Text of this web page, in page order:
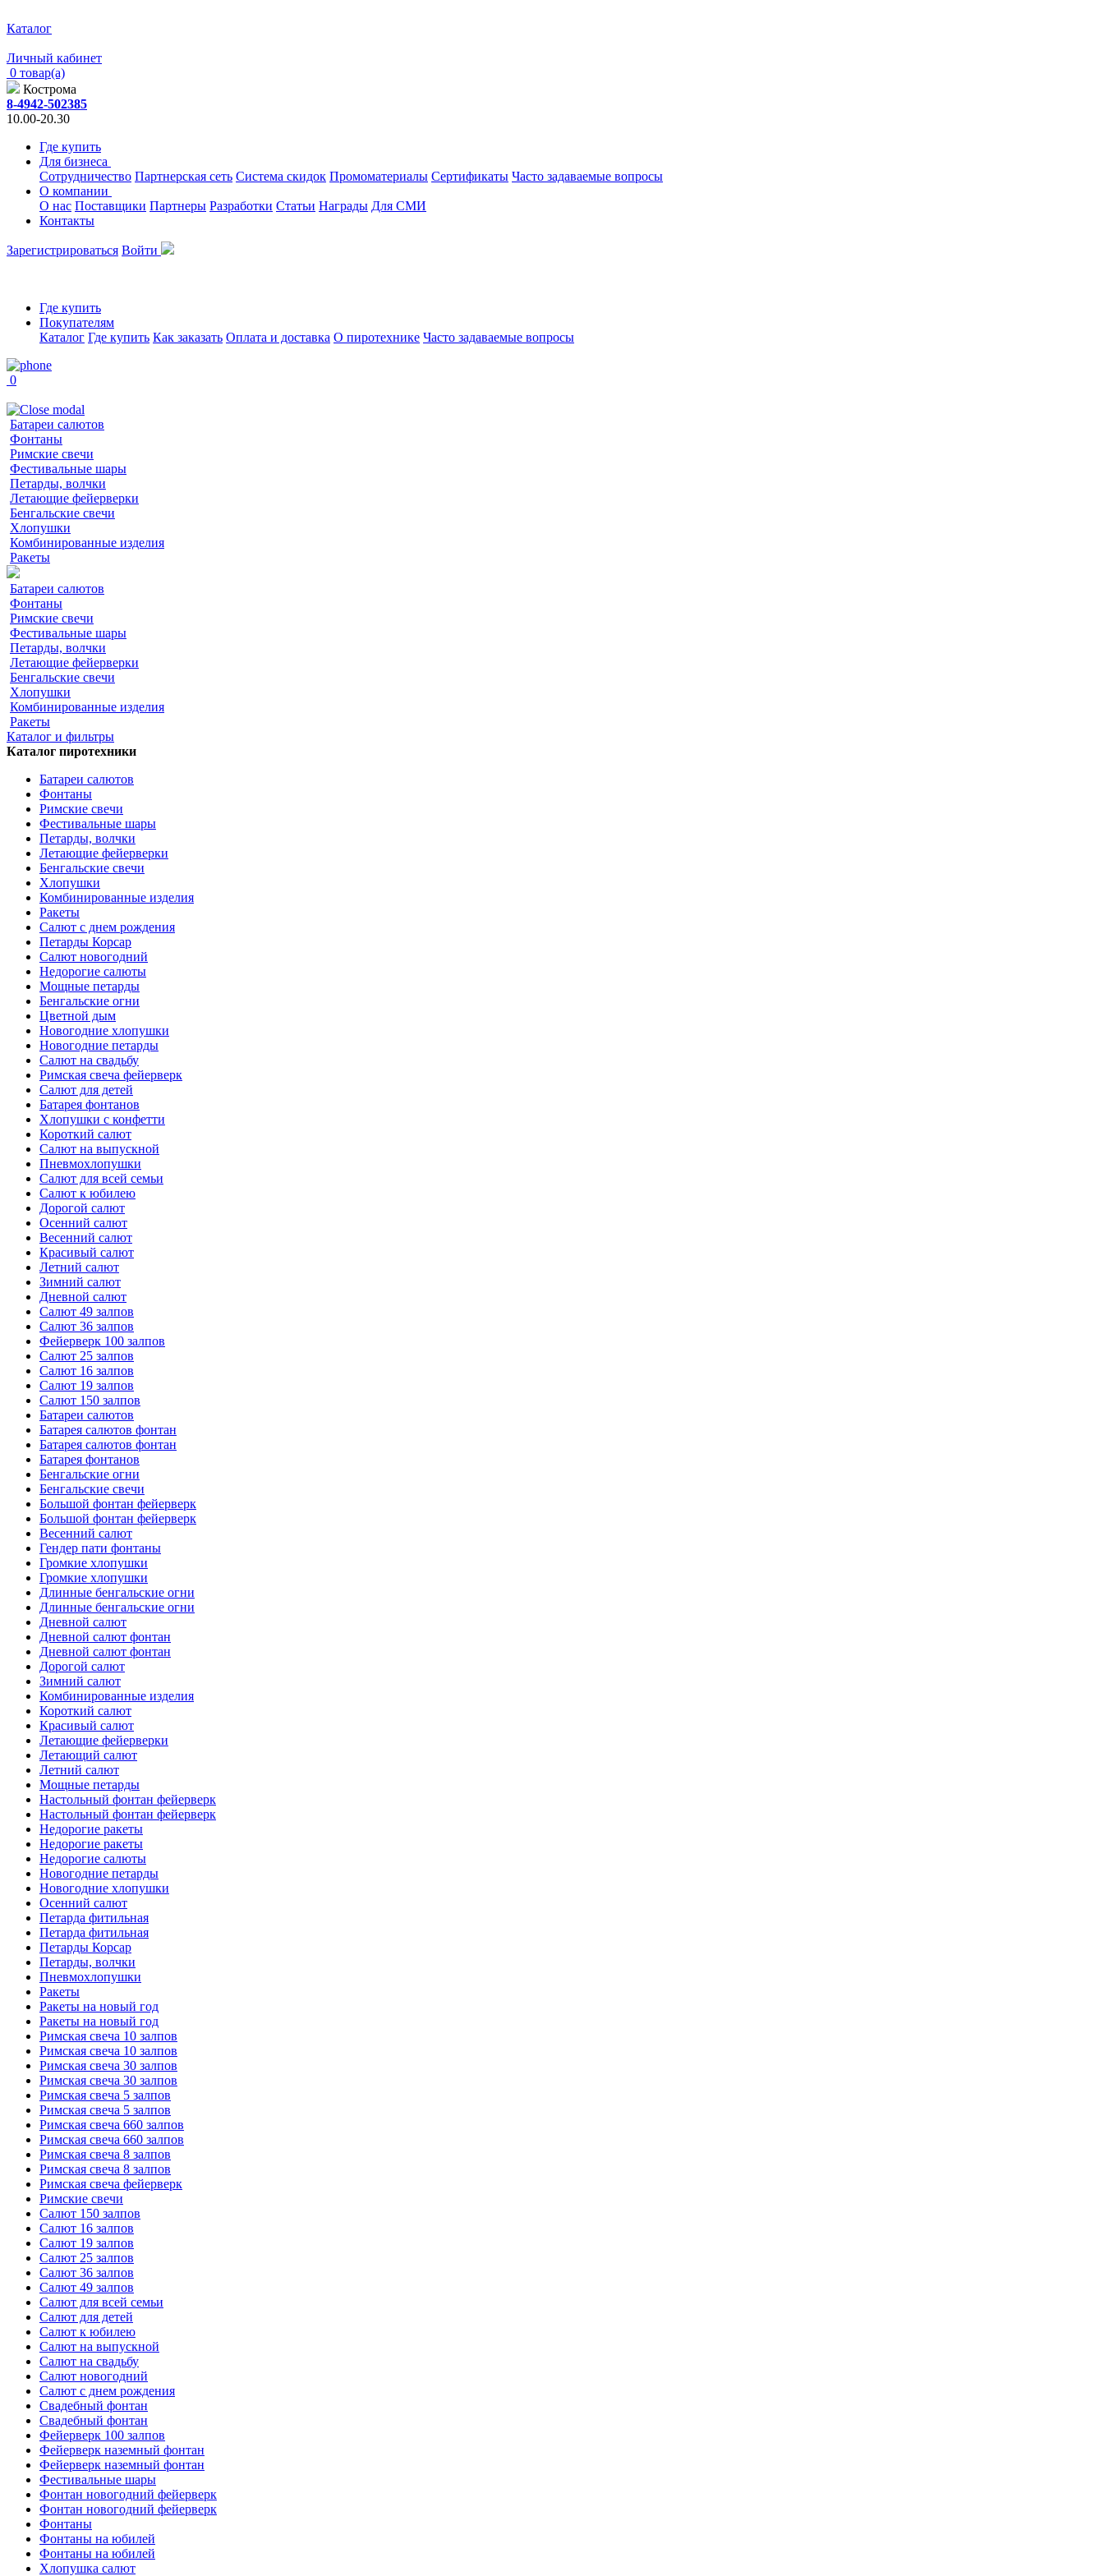
Каталог
Личный кабинет
0 товар(а)
Кострома
8-4942-502385
10.00-20.30
Где купить
Для бизнеса
Сотрудничество Партнерская сеть Система скидок Промоматериалы Сертификаты Часто задаваемые вопросы
О компании
О нас Поставщики Партнеры Разработки Статьи Награды Для СМИ
Контакты
Зарегистрироваться Войти
Где купить
Покупателям
Каталог Где купить Как заказать Оплата и доставка О пиротехнике Часто задаваемые вопросы
0
Батареи салютов
Фонтаны
Римские свечи
Фестивальные шары
Петарды, волчки
Летающие фейерверки
Бенгальские свечи
Хлопушки
Комбинированные изделия
Ракеты
Батареи салютов
Фонтаны
Римские свечи
Фестивальные шары
Петарды, волчки
Летающие фейерверки
Бенгальские свечи
Хлопушки
Комбинированные изделия
Ракеты
Каталог и фильтры
Каталог пиротехники
Батареи салютов
Фонтаны
Римские свечи
Фестивальные шары
Петарды, волчки
Летающие фейерверки
Бенгальские свечи
Хлопушки
Комбинированные изделия
Ракеты
Салют с днем рождения
Петарды Корсар
Салют новогодний
Недорогие салюты
Мощные петарды
Бенгальские огни
Цветной дым
Новогодние хлопушки
Новогодние петарды
Салют на свадьбу
Римская свеча фейерверк
Салют для детей
Батарея фонтанов
Хлопушки с конфетти
Короткий салют
Салют на выпускной
Пневмохлопушки
Салют для всей семьи
Салют к юбилею
Дорогой салют
Осенний салют
Весенний салют
Красивый салют
Летний салют
Зимний салют
Дневной салют
Салют 49 залпов
Салют 36 залпов
Фейерверк 100 залпов
Салют 25 залпов
Салют 16 залпов
Салют 19 залпов
Салют 150 залпов
Батареи салютов
Батарея салютов фонтан
Батарея салютов фонтан
Батарея фонтанов
Бенгальские огни
Бенгальские свечи
Большой фонтан фейерверк
Большой фонтан фейерверк
Весенний салют
Гендер пати фонтаны
Громкие хлопушки
Громкие хлопушки
Длинные бенгальские огни
Длинные бенгальские огни
Дневной салют
Дневной салют фонтан
Дневной салют фонтан
Дорогой салют
Зимний салют
Комбинированные изделия
Короткий салют
Красивый салют
Летающие фейерверки
Летающий салют
Летний салют
Мощные петарды
Настольный фонтан фейерверк
Настольный фонтан фейерверк
Недорогие ракеты
Недорогие ракеты
Недорогие салюты
Новогодние петарды
Новогодние хлопушки
Осенний салют
Петарда фитильная
Петарда фитильная
Петарды Корсар
Петарды, волчки
Пневмохлопушки
Ракеты
Ракеты на новый год
Ракеты на новый год
Римская свеча 10 залпов
Римская свеча 10 залпов
Римская свеча 30 залпов
Римская свеча 30 залпов
Римская свеча 5 залпов
Римская свеча 5 залпов
Римская свеча 660 залпов
Римская свеча 660 залпов
Римская свеча 8 залпов
Римская свеча 8 залпов
Римская свеча фейерверк
Римские свечи
Салют 150 залпов
Салют 16 залпов
Салют 19 залпов
Салют 25 залпов
Салют 36 залпов
Салют 49 залпов
Салют для всей семьи
Салют для детей
Салют к юбилею
Салют на выпускной
Салют на свадьбу
Салют новогодний
Салют с днем рождения
Свадебный фонтан
Свадебный фонтан
Фейерверк 100 залпов
Фейерверк наземный фонтан
Фейерверк наземный фонтан
Фестивальные шары
Фонтан новогодний фейерверк
Фонтан новогодний фейерверк
Фонтаны
Фонтаны на юбилей
Фонтаны на юбилей
Хлопушка салют